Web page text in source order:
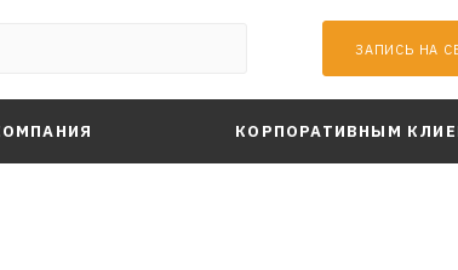
ЗАПИСЬ НА
КОРПОРАТИВНЫМ